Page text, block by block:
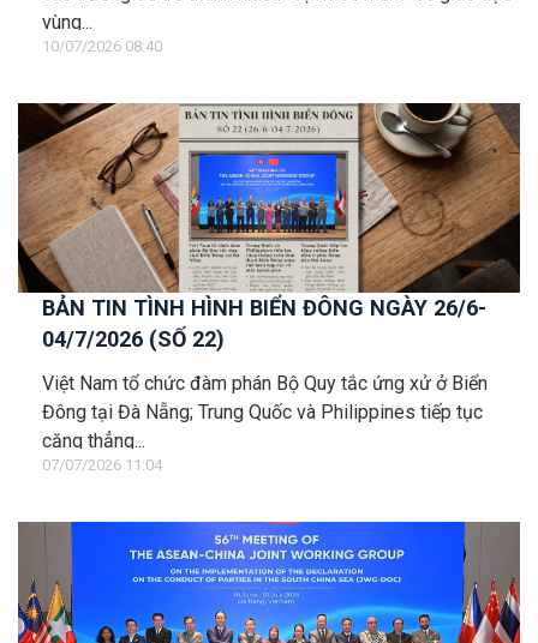
vùng...
10/07/2026 08:40
BẢN TIN TÌNH HÌNH BIỂN ĐÔNG NGÀY 26/6-
04/7/2026 (SỐ 22)
Việt Nam tổ chức đàm phán Bộ Quy tắc ứng xử ở Biển
Đông tại Đà Nẵng; Trung Quốc và Philippines tiếp tục
căng thẳng...
07/07/2026 11:04